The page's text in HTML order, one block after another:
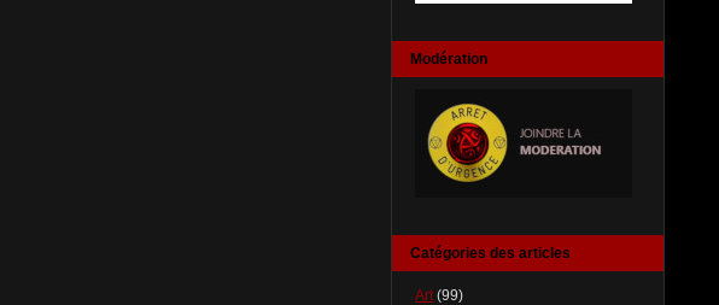
Modération
Catégories des articles
Art(99)